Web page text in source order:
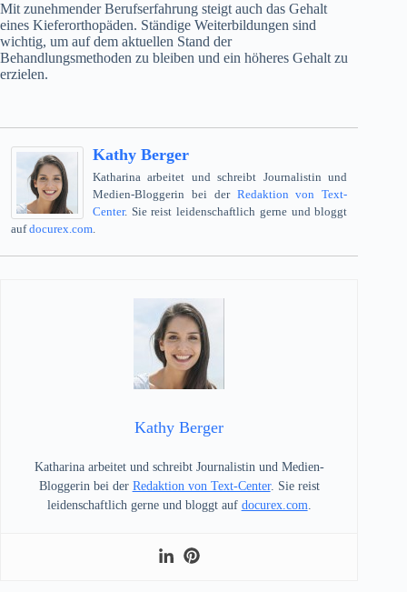
Mit zunehmender Berufserfahrung steigt auch das Gehalt
eines Kieferorthopäden. Ständige Weiterbildungen sind
wichtig, um auf dem aktuellen Stand der
Behandlungsmethoden zu bleiben und ein höheres Gehalt zu
erzielen.
Kathy Berger
Katharina arbeitet und schreibt Journalistin und
Medien-Bloggerin bei der Redaktion von Text-
Center. Sie reist leidenschaftlich gerne und bloggt
aufdocurex.com.
Kathy Berger
Katharina arbeitet und schreibt Journalistin und Medien-
Bloggerin bei der Redaktion von Text-Center. Sie reist
leidenschaftlich gerne und bloggt auf docurex.com.